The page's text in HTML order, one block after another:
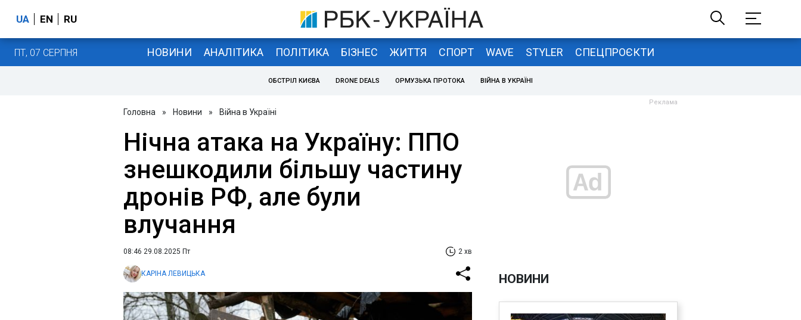
UA EN RU
ПТ, 07 СЕРПНЯ НОВИНИ АНАЛІТИКА ПОЛІТИКА БІЗНЕС ЖИТТЯ СПОРТ WAVE STYLER СПЕЦПРОЄКТИ
ОБСТРІЛ КИЄВА DRONE DEALS ОРМУЗЬКА ПРОТОКА ВІЙНА В УКРАЇНІ
Головна » Новини » Війна в Україні
Нічна атака на Україну: ППО
знешкодили більшу частину
дронів РФ, але були
влучання
08:46 29.08.2025 Пт 2 хв
КАРІНА ЛЕВИЦЬКА НОВИНИ